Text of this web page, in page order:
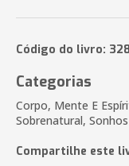
Código do livro:
Categorias
Corpo, Mente E
Sobrenatural, Sonhos
Compartilhe este